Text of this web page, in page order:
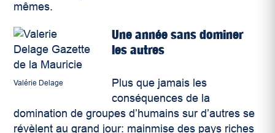
mêmes.
Valérie Delage
Une année sans dominer
les autres
Plus que jamais les
conséquences de la
domination de groupes d’humains sur d’autres se
révèlent au grand jour: mainmise des pays riches